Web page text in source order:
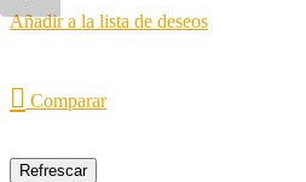
Añadir a la lista de deseos
 Comparar